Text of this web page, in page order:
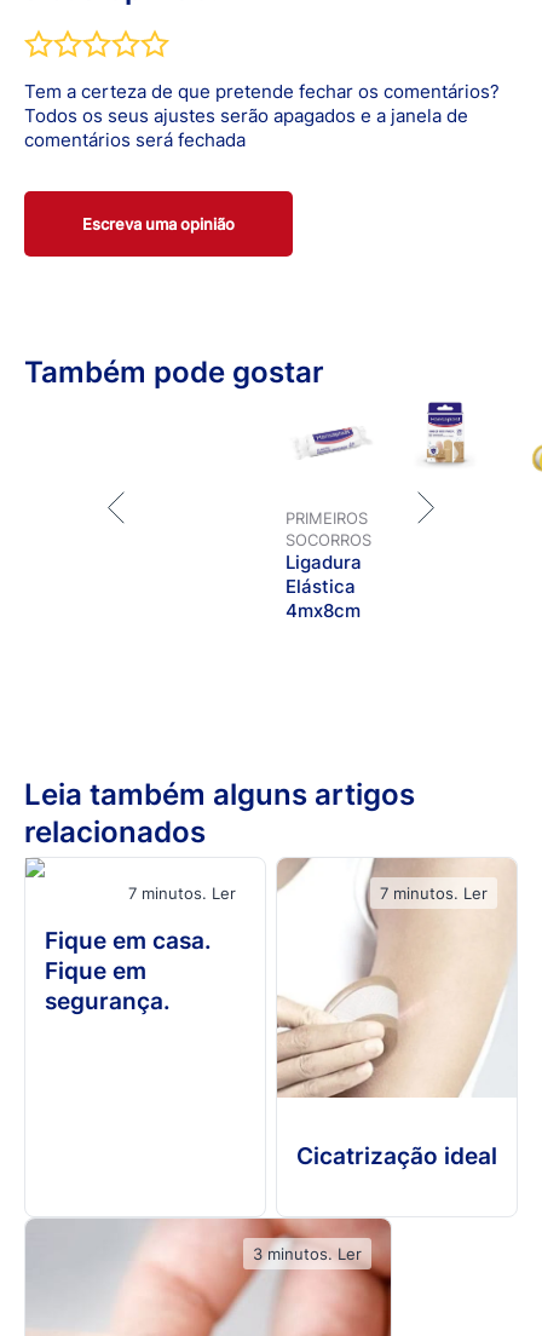
Tem a certeza de que pretende fechar os comentários?
Todos os seus ajustes serão apagados e a janela de
comentários será fechada
Escreva uma opinião
Também pode gostar
PRIMEIROS
SOCORROS
Ligadura
Elástica
4mx8cm
Leia também alguns artigos
relacionados
Fique em casa.
Fique em
segurança.
7 minutos. Ler
Cicatrização ideal
7 minutos. Ler
3 minutos. Ler